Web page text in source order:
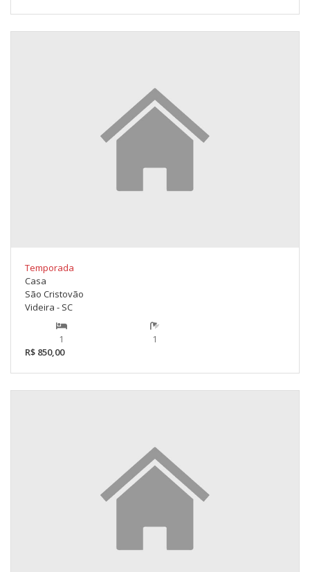
Temporada
Casa
São Cristovão
Videira - SC
1
1
R$ 850,00